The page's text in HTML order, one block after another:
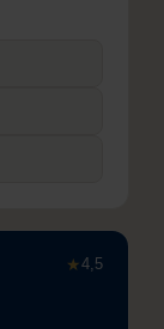
★4,5